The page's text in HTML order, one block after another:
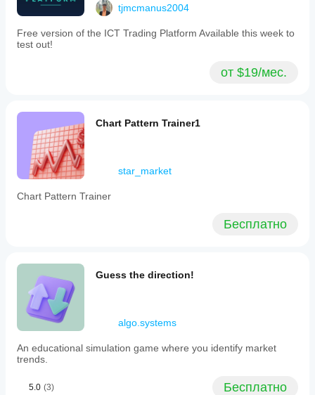
tjmcmanus2004
Free version of the ICT Trading Platform Available this week to
test out!
от $19/мес.
Chart Pattern Trainer1
star_market
Chart Pattern Trainer
Бесплатно
Guess the direction!
algo.systems
An educational simulation game where you identify market
trends.
5.0 (3) Бесплатно